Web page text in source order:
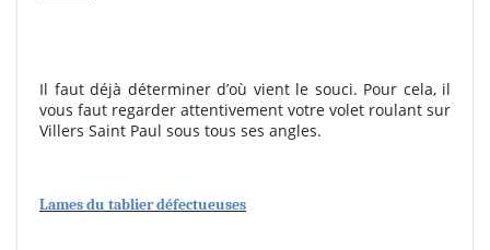
Il faut déjà déterminer d’où vient le souci. Pour cela, il
vous faut regarder attentivement votre volet roulant sur
Villers Saint Paul sous tous ses angles.
Lames du tablier défectueuses